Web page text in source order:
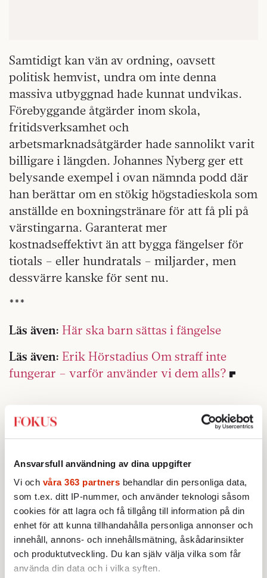
Ansvarsfull användning av dina uppgifter
Vi och våra 363 partners behandlar din personliga data,
som t.ex. ditt IP-nummer, och använder teknologi såsom
cookies för att lagra och få tillgång till information på din
enhet för att kunna tillhandahålla personliga annonser och
innehåll, annons- och innehållsmätning, åskådarinsikter
och produktutveckling. Du kan själv välja vilka som får
använda din data och i vilka syften.
Samtidigt kan vän av ordning, oavsett
politisk hemvist, undra om inte denna
massiva utbyggnad hade kunnat undvikas.
Förebyggande åtgärder inom skola,
fritidsverksamhet och
arbetsmarknadsåtgärder hade sannolikt varit
billigare i längden. Johannes Nyberg ger ett
belysande exempel i ovan nämnda podd där
han berättar om en stökig högstadieskola som
anställde en boxningstränare för att få pli på
värstingarna. Garanterat mer
kostnadseffektivt än att bygga fängelser för
tiotals – eller hundratals – miljarder, men
dessvärre kanske för sent nu.
***
Läs även: Här ska barn sättas i fängelse
Läs även: Erik Hörstadius Om straff inte
fungerar – varför använder vi dem alls?